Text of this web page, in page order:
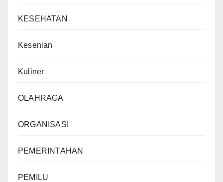
KESEHATAN
Kesenian
Kuliner
OLAHRAGA
ORGANISASI
PEMERINTAHAN
PEMILU